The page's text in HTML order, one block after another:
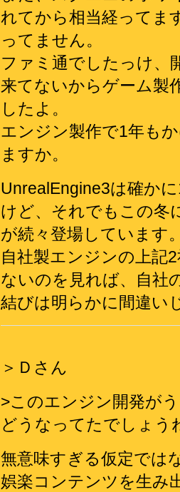
れてから相当経ってま
ってません。
ファミ通でしたっけ、
来てないからゲーム製
したよ。
エンジン製作で1年も
ますか。
UnrealEngine3は確か
けど、それでもこの冬
が続々登場しています
自社製エンジンの上記
ないのを見れば、自社
結びは明らかに間違い
＞Ｄさん
>このエンジン開発が
どうなってたでしょう
無意味すぎる仮定では
娯楽コンテンツを生み